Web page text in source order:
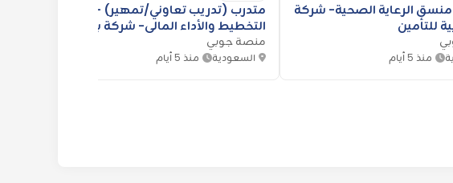
الرعاية الصحية- شركة
للتأمين
منذ 5 أيام
متدرب (تدريب تعاوني/تمهير) –
التخطيط والأداء المالي- شركة بوبا
العربية للتأمين
منصة جوبي
السعودية منذ 5 أيام